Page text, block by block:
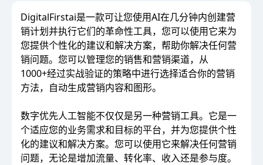
DigitalFirstai是一款可让您使用AI在几分钟内创建营
销计划并执行它们的革命性工具，您可以使用它来为
您提供个性化的建议和解决方案，帮助你解决任何营
销问题。您可以管理您的销售和营销渠道，从
1000+经过实战验证的策略中进行选择适合你的营销
方法，自动生成营销内容和图形。
数字优先人工智能不仅仅是另一种营销工具。它是一
个适应您的业务需求和目标的平台，并为您提供个性
化的建议和解决方案。您可以使用它来解决任何营销
问题，无论是增加流量、转化率、收入还是参与度。